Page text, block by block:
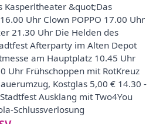
Kasperltheater &quot;Das
Uhr Clown POPPO 17.00 Uhr
21.30 Uhr Die Helden des
Afterparty im Alten Depot
am Hauptplatz 10.45 Uhr
Uhr Frühschoppen mit RotKreuz
Kostglas 5,00 € 14.30 -
Ausklang mit Two4You
Schlussverlosung